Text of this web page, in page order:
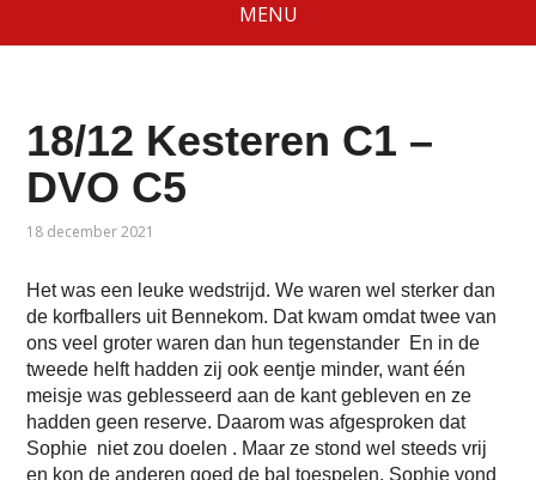
MENU
18/12 Kesteren C1 –
DVO C5
18 december 2021
Het was een leuke wedstrijd. We waren wel sterker dan
de korfballers uit Bennekom. Dat kwam omdat twee van
ons veel groter waren dan hun tegenstander En in de
tweede helft hadden zij ook eentje minder, want één
meisje was geblesseerd aan de kant gebleven en ze
hadden geen reserve. Daarom was afgesproken dat
Sophie niet zou doelen . Maar ze stond wel steeds vrij
en kon de anderen goed de bal toespelen. Sophie vond